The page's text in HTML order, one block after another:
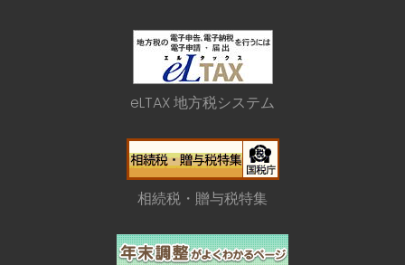
eLTAX 地方税システム
相続税・贈与税特集